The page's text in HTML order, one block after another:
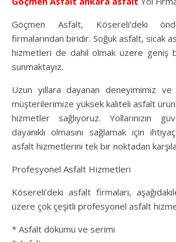
Göçmen Asfalt, Kösereli’deki
firmalarından biridir. Soğuk asfalt, sıcak
hizmetleri de dahil olmak üzere geniş
sunmaktayız.
Uzun yıllara dayanan deneyimimiz
müşterilerimize yüksek kaliteli asfalt
hizmetler sağlıyoruz. Yollarınızın
dayanıklı olmasını sağlamak için
asfalt hizmetlerini tek bir noktadan
Profesyonel Asfalt Hizmetleri
Kösereli’deki asfalt firmaları,
üzere çok çeşitli profesyonel asfalt
* Asfalt dökümü ve serimi